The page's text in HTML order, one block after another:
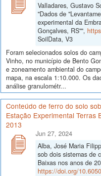
Valladares, Gustavo
"Dados de
experimental da
Gonçalves, RS"",
SoilData, V3
Foram selecionados solos do
Vinho, no município de Bento
e zoneamento ambiental do
mapa, na escala 1:10.000. Os
análise granulométr...
Conteúdo de ferro do solo
Estação Experimental Terras
2013
Jun 27, 2024
Alba, José Maria
sob dois sistemas de
Baixas nos anos de
https://doi.org/